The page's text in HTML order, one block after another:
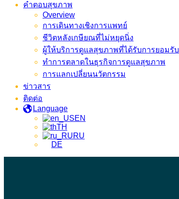
คำตอบสุขภาพ
Overview
การเดินทางเชิงการแพทย์
ชีวิตหลังเกษียณที่ไม่หยุดนิ่ง
ผู้ให้บริการดูแลสุขภาพที่ได้รับการยอมรับ
ทำการตลาดในธุรกิจการดูแลสุขภาพ
การแลกเปลี่ยนนวัตกรรม
ข่าวสาร
ติดต่อ
Language
EN
TH
RU
DE